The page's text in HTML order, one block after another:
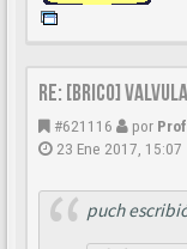
Re: [BRICO]
#621116 por
23 Ene 2017, 15:07
puch